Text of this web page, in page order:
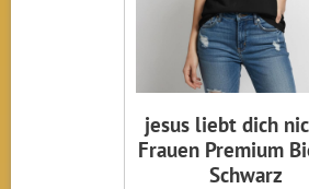
jesus liebt dich
Frauen Premium
Schwarz